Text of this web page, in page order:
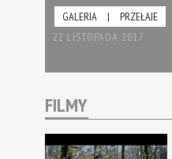
GALERIA |
PRZEŁAJE
22 LISTOPADA 2017
FILMY